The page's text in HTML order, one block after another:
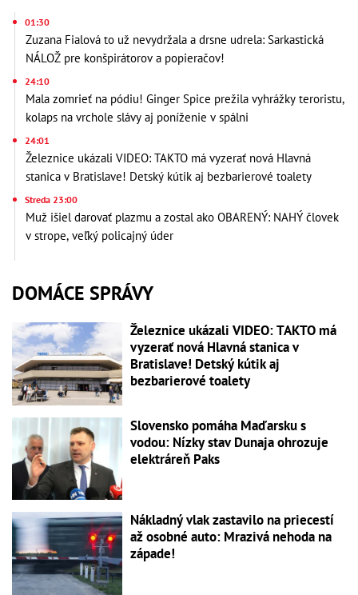
01:30
Zuzana Fialová to už nevydržala a drsne udrela: Sarkastická
NÁLOŽ pre konšpirátorov a popieračov!
24:10
Mala zomrieť na pódiu! Ginger Spice prežila vyhrážky teroristu,
kolaps na vrchole slávy aj poníženie v spálni
24:01
Železnice ukázali VIDEO: TAKTO má vyzerať nová Hlavná
stanica v Bratislave! Detský kútik aj bezbarierové toalety
Streda 23:00
Muž išiel darovať plazmu a zostal ako OBARENÝ: NAHÝ človek
v strope, veľký policajný úder
DOMÁCE SPRÁVY
Železnice ukázali VIDEO: TAKTO má
vyzerať nová Hlavná stanica v
Bratislave! Detský kútik aj
bezbarierové toalety
Slovensko pomáha Maďarsku s
vodou: Nízky stav Dunaja ohrozuje
elektráreň Paks
Nákladný vlak zastavilo na priecestí
až osobné auto: Mrazivá nehoda na
západe!